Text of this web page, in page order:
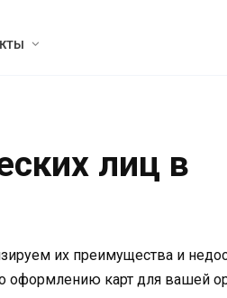
лиц в
их преимущества и
оформлению карт для вашей